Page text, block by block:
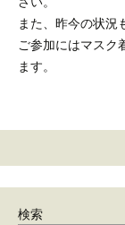
また、昨今の状況
ご参加にはマスク
ます。
検索